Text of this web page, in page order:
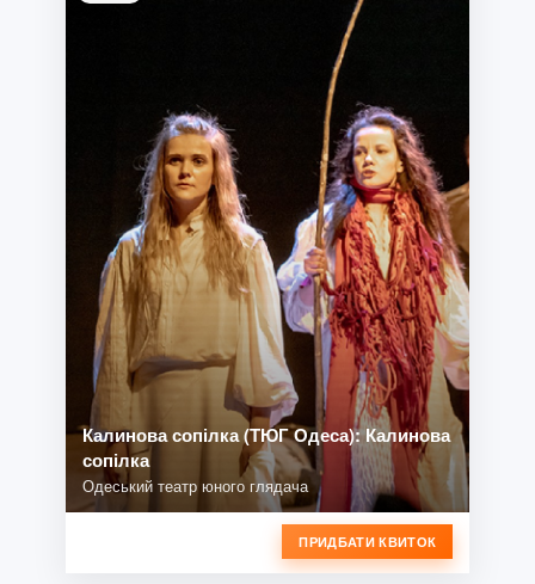
Калинова сопілка (ТЮГ Одеса): Калинова
сопілка
Одеський театр юного глядача
ПРИДБАТИ КВИТОК